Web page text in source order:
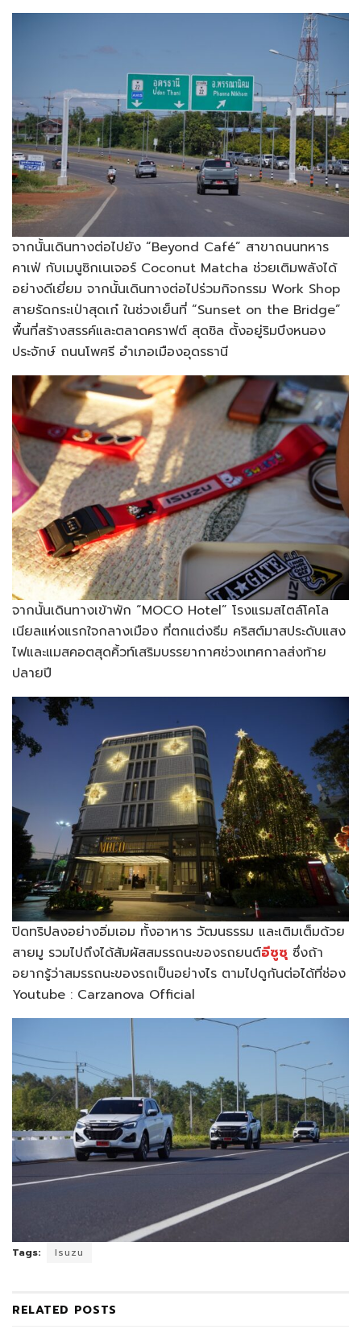
จากนั้นเดินทางต่อไปยัง “Beyond Café” สาขาถนนทหาร
คาเฟ่ กับเมนูซิกเนเจอร์ Coconut Matcha ช่วยเติมพลังได้
อย่างดีเยี่ยม จากนั้นเดินทางต่อไปร่วมกิจกรรม Work Shop
สายรัดกระเป่าสุดเก๋ ในช่วงเย็นที่ “Sunset on the Bridge”
พื้นที่สร้างสรรค์และตลาดคราฟต์ สุดชิล ตั้งอยู่ริมบึงหนอง
ประจักษ์ ถนนโพศรี อำเภอเมืองอุดรธานี
จากนั้นเดินทางเข้าพัก “MOCO Hotel” โรงแรมสไตล์โคโล
เนียลแห่งแรกใจกลางเมือง ที่ตกแต่งธีม คริสต์มาสประดับแสง
ไฟและแมสคอตสุดคิ้วท์เสริมบรรยากาศช่วงเทศกาลส่งท้าย
ปลายปี
ปิดทริปลงอย่างอิ่มเอม ทั้งอาหาร วัฒนธรรม และเติมเต็มด้วย
สายมู รวมไปถึงได้สัมผัสสมรรถนะของรถยนต์อีซูซุ ซึ่งถ้า
อยากรู้ว่าสมรรถนะของรถเป็นอย่างไร ตามไปดูกันต่อได้ที่ช่อง
Youtube : Carzanova Official
Tags: Isuzu
RELATED POSTS